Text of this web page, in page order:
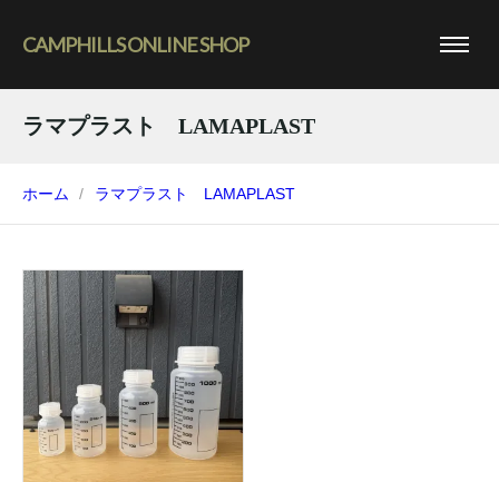
CAMPHILLS ONLINE SHOP
ラマプラスト LAMAPLAST
ホーム ラマプラスト LAMAPLAST